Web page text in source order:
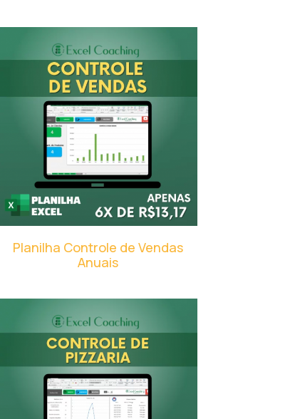
Planilha Controle de Vendas
Anuais